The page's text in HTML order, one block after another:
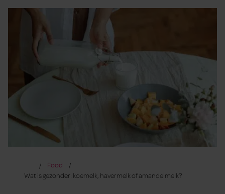
Food
Wat is gezonder: koemelk, havermelk of amandelmelk?